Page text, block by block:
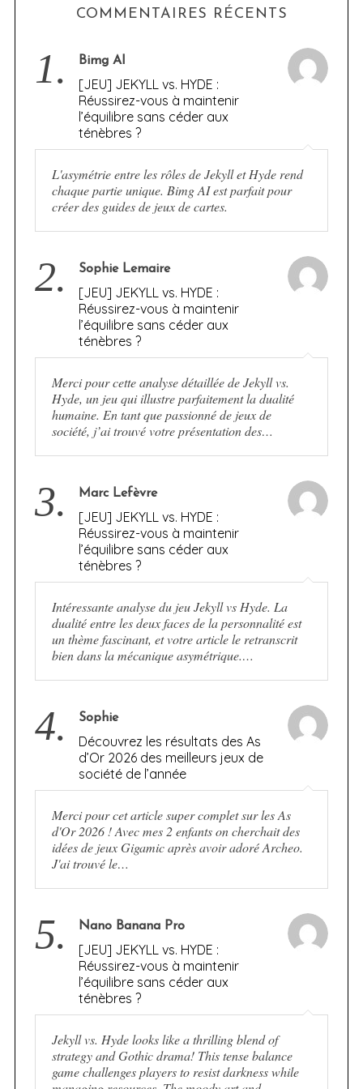
COMMENTAIRES RÉCENTS
1. Bimg AI
[JEU] JEKYLL vs. HYDE :
Réussirez-vous à maintenir
l’équilibre sans céder aux
ténèbres ?
L'asymétrie entre les rôles de Jekyll et Hyde rend
chaque partie unique. Bimg AI est parfait pour
créer des guides de jeux de cartes.
2. Sophie Lemaire
[JEU] JEKYLL vs. HYDE :
Réussirez-vous à maintenir
l’équilibre sans céder aux
ténèbres ?
Merci pour cette analyse détaillée de Jekyll vs.
Hyde, un jeu qui illustre parfaitement la dualité
humaine. En tant que passionné de jeux de
société, j’ai trouvé votre présentation des…
3. Marc Lefèvre
[JEU] JEKYLL vs. HYDE :
Réussirez-vous à maintenir
l’équilibre sans céder aux
ténèbres ?
Intéressante analyse du jeu Jekyll vs Hyde. La
dualité entre les deux faces de la personnalité est
un thème fascinant, et votre article le retranscrit
bien dans la mécanique asymétrique.…
4. Sophie
Découvrez les résultats des As
d’Or 2026 des meilleurs jeux de
société de l’année
Merci pour cet article super complet sur les As
d'Or 2026 ! Avec mes 2 enfants on cherchait des
idées de jeux Gigamic après avoir adoré Archeo.
J'ai trouvé le…
5. Nano Banana Pro
[JEU] JEKYLL vs. HYDE :
Réussirez-vous à maintenir
l’équilibre sans céder aux
ténèbres ?
Jekyll vs. Hyde looks like a thrilling blend of
strategy and Gothic drama! This tense balance
game challenges players to resist darkness while